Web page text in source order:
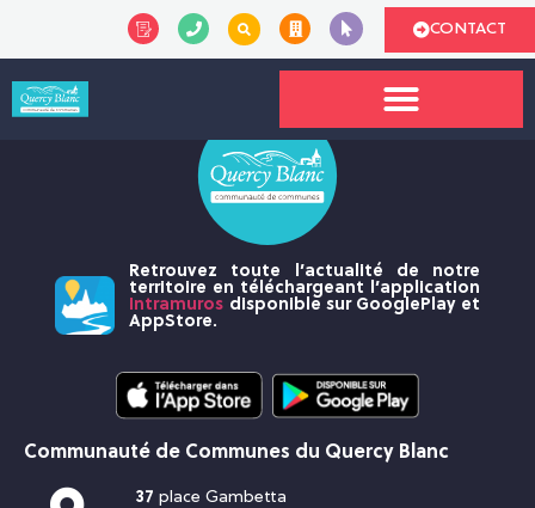
CONTACT
Retrouvez toute l’actualité de notre
territoire en téléchargeant l’application
Intramuros disponible sur GooglePlay et
AppStore.
Communauté de Communes du Quercy Blanc
37 place Gambetta